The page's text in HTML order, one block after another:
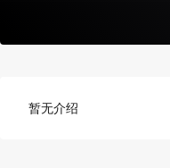
暂无介绍